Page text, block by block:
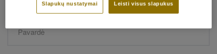
* Leisti visus slapukus
Slapukų nustatymai